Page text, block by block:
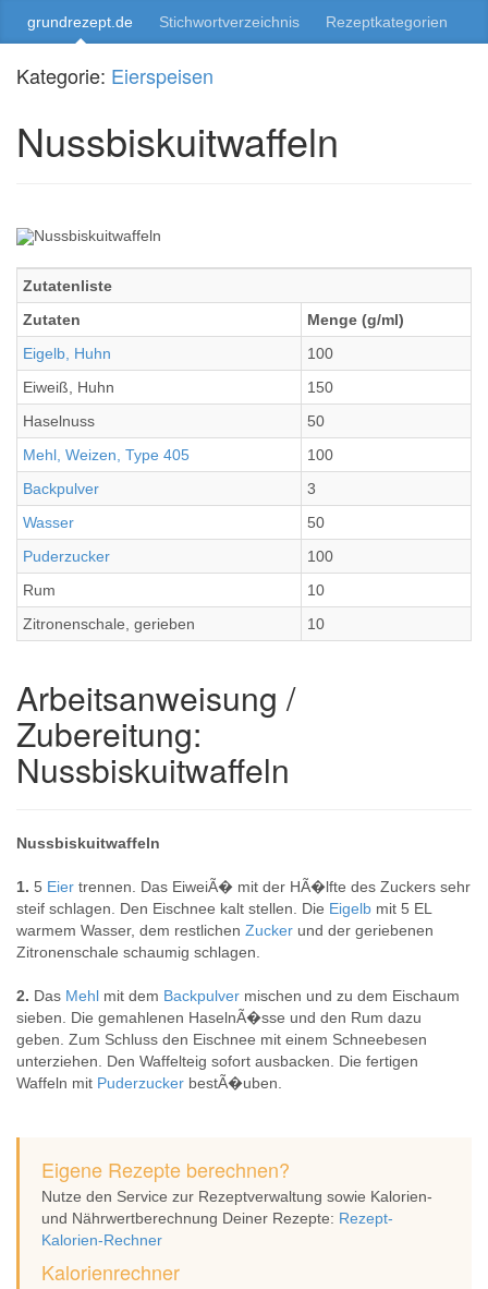
grundrezept.de Stichwortverzeichnis Rezeptkategorien
Kategorie: Eierspeisen
Nussbiskuitwaffeln
Zutatenliste
Zutaten
Menge (g/ml)
Eigelb, Huhn
100
Eiweiß, Huhn
150
Haselnuss
50
Mehl, Weizen, Type 405
100
Backpulver
3
Wasser
50
Puderzucker
100
Rum
10
Zitronenschale, gerieben
10
Arbeitsanweisung /
Zubereitung:
Nussbiskuitwaffeln
Nussbiskuitwaffeln
1. 5 Eier trennen. Das EiweiÃ� mit der HÃ�lfte des Zuckers sehr
steif schlagen. Den Eischnee kalt stellen. Die Eigelb mit 5 EL
warmem Wasser, dem restlichen Zucker und der geriebenen
Zitronenschale schaumig schlagen.
2. Das Mehl mit dem Backpulver mischen und zu dem Eischaum
sieben. Die gemahlenen HaselnÃ�sse und den Rum dazu
geben. Zum Schluss den Eischnee mit einem Schneebesen
unterziehen. Den Waffelteig sofort ausbacken. Die fertigen
Waffeln mit Puderzucker bestÃ�uben.
Eigene Rezepte berechnen?
Nutze den Service zur Rezeptverwaltung sowie Kalorien-
und Nährwertberechnung Deiner Rezepte: Rezept-
Kalorien-Rechner
Kalorienrechner